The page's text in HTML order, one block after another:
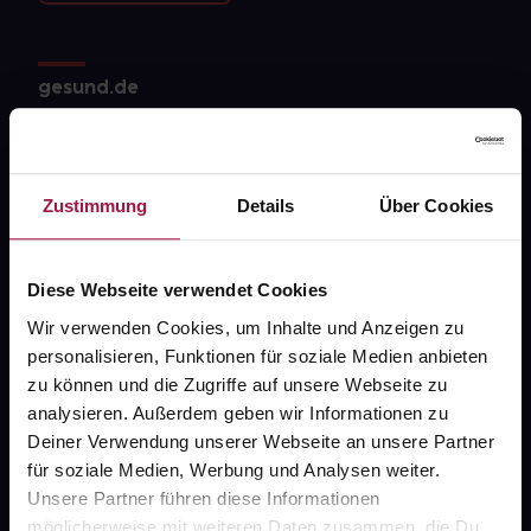
Zustimmung Details Über Cookies
Diese Webseite verwendet Cookies
Wir verwenden Cookies, um Inhalte und Anzeigen zu
personalisieren, Funktionen für soziale Medien anbieten
zu können und die Zugriffe auf unsere Webseite zu
analysieren. Außerdem geben wir Informationen zu
Deiner Verwendung unserer Webseite an unsere Partner
für soziale Medien, Werbung und Analysen weiter.
Unsere Partner führen diese Informationen
möglicherweise mit weiteren Daten zusammen, die Du
gesund.de
gesund-versorger.de
Sanitätshäuser
Datenschutz
AGB